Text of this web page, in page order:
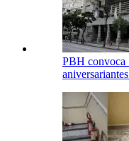
PBH convoca